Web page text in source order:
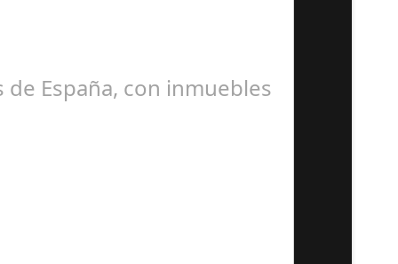
España, con inmuebles